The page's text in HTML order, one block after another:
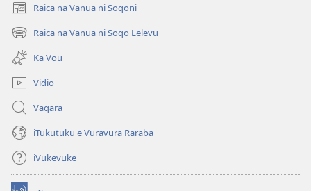
Raica na Vanua ni Soqoni
(opens
new
window)
Raica na Vanua ni Soqo Lelevu
(opens
new
window)
Ka Vou
Vidio
Vaqara
iTukutuku e Vuravura Raraba
iVukevuke